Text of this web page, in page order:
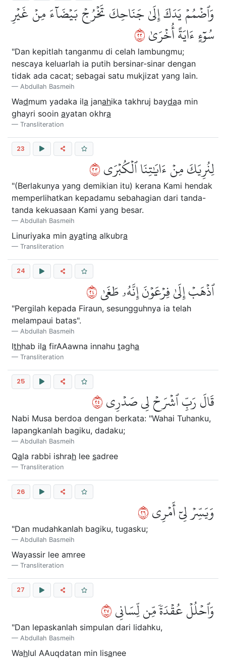
وَٱضۡمُمۡ يَدَكَ إِلَىٰ جَنَاحِكَ تَخۡرُجۡ بَيۡضَآءَ مِنۡ غَيۡرِ
سُوٓءٍ ءَايَةً أُخۡرَىٰ٢٢
"Dan kepitlah tanganmu di celah lambungmu;
nescaya keluarlah ia putih bersinar-sinar dengan
tidak ada cacat; sebagai satu mukjizat yang lain.
Abdullah Basmeih
Wadmum yadaka ila janahika takhruj baydaa min
ghayri sooin ayatan okhra
Transliteration
23
لِنُرِيَكَ مِنۡ ءَايَٰتِنَا ٱلۡكُبۡرَى٣٢
"(Berlakunya yang demikian itu) kerana Kami hendak
memperlihatkan kepadamu sebahagian dari tanda-
tanda kekuasaan Kami yang besar.
Abdullah Basmeih
Linuriyaka min ayatina alkubra
Transliteration
24
ٱذۡهَبۡ إِلَىٰ فِرۡعَوۡنَ إِنَّهُۥ طَغَىٰ٤٢
"Pergilah kepada Firaun, sesungguhnya ia telah
melampaui batas".
Abdullah Basmeih
Ithhab ila firAAawna innahu tagha
Transliteration
25
قَالَ رَبِّ ٱشۡرَحۡ لِي صَدۡرِي٥٢
Nabi Musa berdoa dengan berkata: "Wahai Tuhanku,
lapangkanlah bagiku, dadaku;
Abdullah Basmeih
Qala rabbi ishrah lee sadree
Transliteration
26
وَيَسِّرۡ لِيٓ أَمۡرِي٦٢
"Dan mudahkanlah bagiku, tugasku;
Abdullah Basmeih
Wayassir lee amree
Transliteration
27
وَٱحۡلُلۡ عُقۡدَةٗ مِّن لِّسَانِي٧٢
"Dan lepaskanlah simpulan dari lidahku,
Abdullah Basmeih
Wahlul AAuqdatan min lisanee